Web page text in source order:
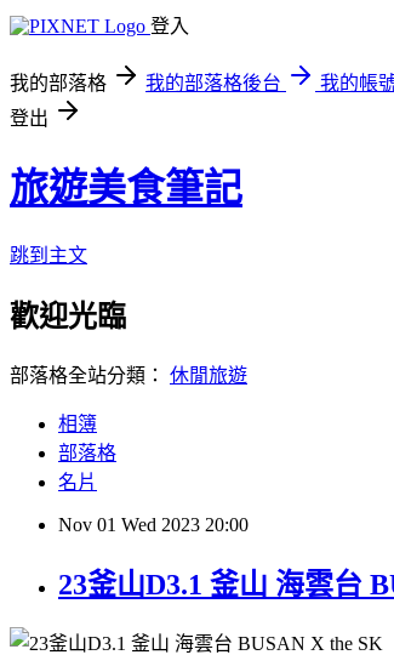
登入
我的部落格 我的部落格後台
我的帳
登出
旅遊美食筆記
跳到主文
歡迎光臨
部落格全站分類： 休閒旅遊
相簿
部落格
名片
Nov 01 Wed 2023 20:00
23釜山D3.1 釜山 海雲台